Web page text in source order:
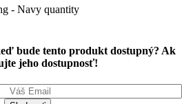
- Navy quantity
bude tento produkt dostupný? Ak
jeho dostupnosť!